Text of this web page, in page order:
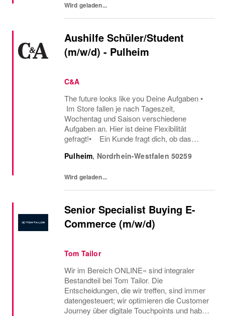
Wird geladen...
Aushilfe Schüler/Student
(m/w/d) - Pulheim
C&A
The future looks like you Deine Aufgaben •
Im Store fallen je nach Tageszeit,
Wochentag und Saison verschiedene
Aufgaben an. Hier ist deine Flexibilität
gefragt!• Ein Kunde fragt dich, ob das
Größe verfügbar ist oder welcher Gürtel gut
Pulheim, Nordrhein-Westfalen 50259
Wird geladen...
Senior Specialist Buying E-
Commerce (m/w/d)
Tom Tailor
Wir im Bereich ONLINE« sind integraler
Bestandteil bei Tom Tailor. Die
Entscheidungen, die wir treffen, sind immer
datengesteuert; wir optimieren die Customer
Journey über digitale Touchpoints und haben